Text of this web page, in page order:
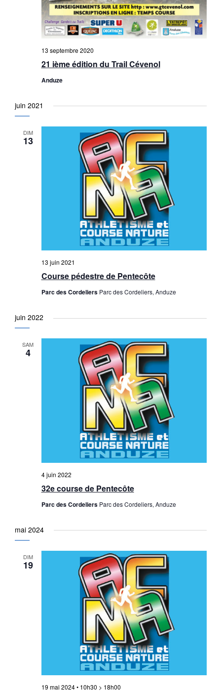
21 ième édition du Trail Cévenol
13 septembre 2020
Anduze
juin 2021
DIM
13
Course pédestre de Pentecôte
13 juin 2021
Parc des Cordeliers Parc des Cordeliers, Anduze
juin 2022
SAM
4
32e course de Pentecôte
4 juin 2022
Parc des Cordeliers Parc des Cordeliers, Anduze
mai 2024
DIM
19
19 mai 2024 • 10h30 > 18h00